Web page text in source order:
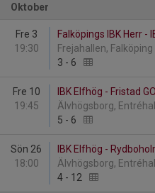
Oktober
Fre 3
19:30
Falköpings IBK Herr -
Frejahallen, Falköping
3 - 6
Fre 10
19:45
IBK Elfhög - Fristad
Älvhögsborg,
5 - 6
Sön 26
18:00
IBK Elfhög -
Älvhögsborg,
4 - 12